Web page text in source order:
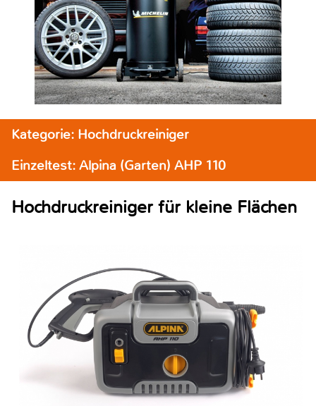
Kategorie: Hochdruckreiniger
Einzeltest: Alpina (Garten) AHP 110
Hochdruckreiniger für kleine Flächen